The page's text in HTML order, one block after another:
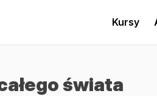
Kursy
świata